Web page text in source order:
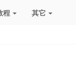
程 其它